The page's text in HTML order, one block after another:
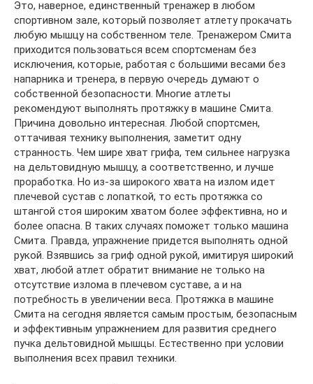
Это, наверное, единственный тренажер в любом
спортивном зале, который позволяет атлету прокачать
любую мышцу на собственном теле. Тренажером Смита
приходится пользоваться всем спортсменам без
исключения, которые, работая с большими весами без
напарника и тренера, в первую очередь думают о
собственной безопасности. Многие атлеты
рекомендуют выполнять протяжку в машине Смита.
Причина довольно интересная. Любой спортсмен,
оттачивая технику выполнения, заметит одну
странность. Чем шире хват грифа, тем сильнее нагрузка
на дельтовидную мышцу, а соответственно, и лучше
проработка. Но из-за широкого хвата на излом идет
плечевой сустав с лопаткой, то есть протяжка со
штангой стоя широким хватом более эффективна, но и
более опасна. В таких случаях поможет только машина
Смита. Правда, упражнение придется выполнять одной
рукой. Взявшись за гриф одной рукой, имитируя широкий
хват, любой атлет обратит внимание не только на
отсутствие излома в плечевом суставе, а и на
потребность в увеличении веса. Протяжка в машине
Смита на сегодня является самым простым, безопасным
и эффективным упражнением для развития среднего
пучка дельтовидной мышцы. Естественно при условии
выполнения всех правил техники.